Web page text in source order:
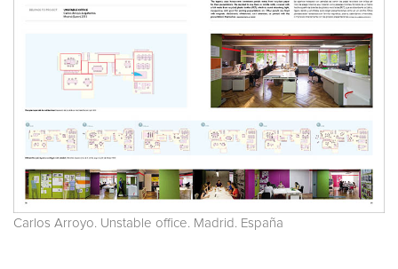
Carlos Arroyo. Unstable office. Madrid. España